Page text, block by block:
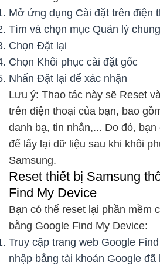
Mở ứng dụng Cài đặt trên điện
Tìm và chọn mục Quản lý chung
Chọn Đặt lại
Chọn Khôi phục cài đặt gốc
Nhấn Đặt lại để xác nhận
Lưu ý: Thao tác này sẽ Reset
trên điện thoại của bạn, bao
danh bạ, tin nhắn,... Do đó,
để lấy lại dữ liệu sau khi khôi
Samsung.
Reset thiết bị Samsung
Find My Device
Bạn có thể reset lại phần mềm
bằng Google Find My Device:
Truy cập trang web Google
nhập bằng tài khoản Google